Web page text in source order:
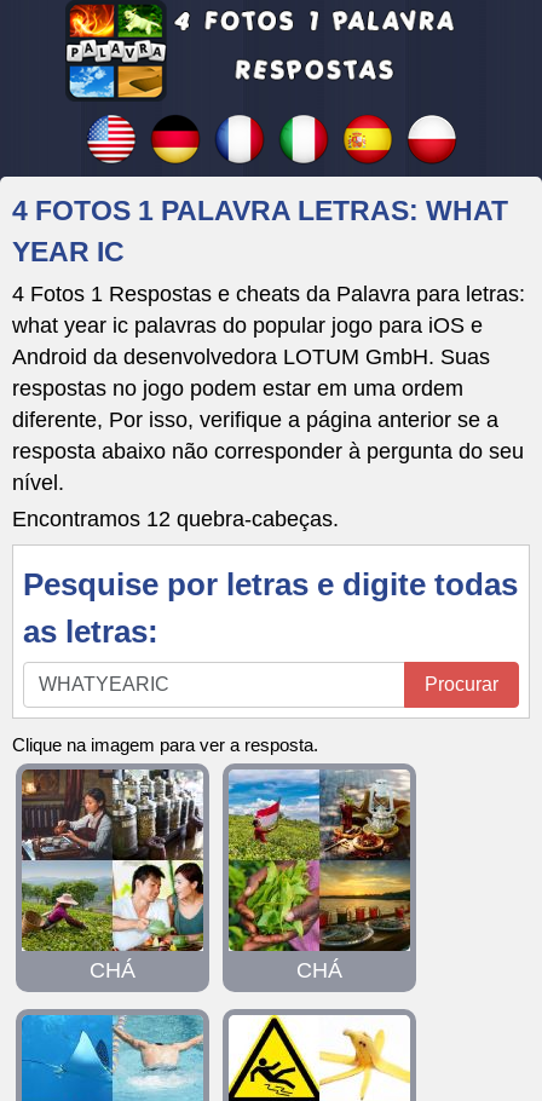
4 FOTOS 1 PALAVRA LETRAS: WHAT
YEAR IC
4 Fotos 1 Respostas e cheats da Palavra para letras:
what year ic palavras do popular jogo para iOS e
Android da desenvolvedora LOTUM GmbH. Suas
respostas no jogo podem estar em uma ordem
diferente, Por isso, verifique a página anterior se a
resposta abaixo não corresponder à pergunta do seu
nível.
Encontramos 12 quebra-cabeças.
Pesquise por letras e digite todas
as letras:
Pesquise
por
letras
e
digite
todas
as
letras:
Procurar
Clique na imagem para ver a resposta.
CHÁ CHÁ